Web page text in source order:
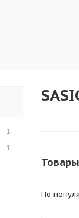
По
1
1